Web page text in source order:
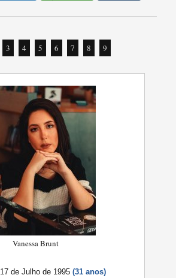
3 4 5 6 7 8 9
Vanessa Brunt
17 de Julho de 1995(31 anos)